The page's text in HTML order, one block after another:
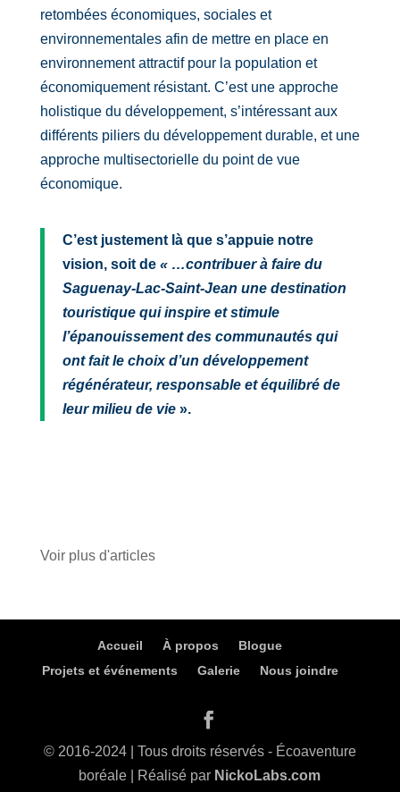
retombées économiques, sociales et
environnementales afin de mettre en place en
environnement attractif pour la population et
économiquement résistant. C’est une approche
holistique du développement, s’intéressant aux
différents piliers du développement durable, et une
approche multisectorielle du point de vue
économique.
C’est justement là que s’appuie notre
vision, soit de « …contribuer à faire du
Saguenay-Lac-Saint-Jean une destination
touristique qui inspire et stimule
l’épanouissement des communautés qui
ont fait le choix d’un développement
régénérateur, responsable et équilibré de
leur milieu de vie».
Voir plus d'articles
Accueil À propos
Blogue
Projets et événements
Galerie Nous joindre
© 2016-2024 | Tous droits réservés - Écoaventure
boréale | Réalisé par NickoLabs.com